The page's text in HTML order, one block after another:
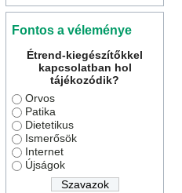
Fontos a véleménye
Étrend-kiegészítőkkel
kapcsolatban hol
tájékozódik?
Orvos
Patika
Dietetikus
Ismerősök
Internet
Újságok